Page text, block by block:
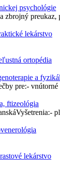
psychológie
zbrojný
lekárstvo
ortopédia
a
pre:-
ftizeológia
lekárstvo